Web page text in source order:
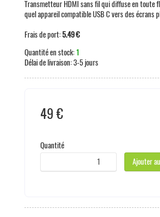
Transmetteur HDMI sans fil qui diffuse en
quel appareil compatible USB C vers des écrans
Frais de port:5.49 €
Quantité en stock: 1
Délai de livraison:3-5 jours
49 €
Quantité
Ajouter